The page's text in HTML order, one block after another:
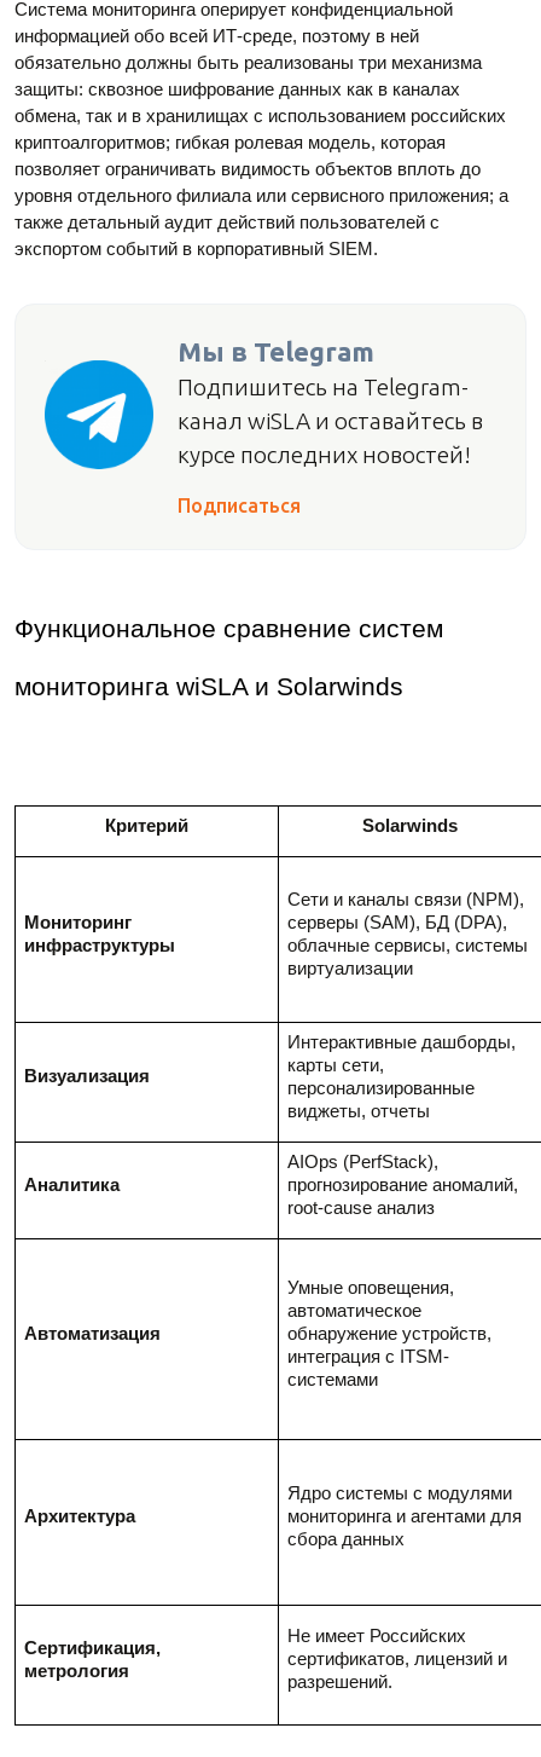
Система мониторинга оперирует конфиденциальной
информацией обо всей ИТ‑среде, поэтому в ней
обязательно должны быть реализованы три механизма
защиты: сквозное шифрование данных как в каналах
обмена, так и в хранилищах с использованием российских
криптоалгоритмов; гибкая ролевая модель, которая
позволяет ограничивать видимость объектов вплоть до
уровня отдельного филиала или сервисного приложения; а
также детальный аудит действий пользователей с
экспортом событий в корпоративный SIEM.
Мы в Telegram
Подпишитесь на Telegram-
канал wiSLA и оставайтесь в
курсе последних новостей!
Подписаться
Функциональное сравнение систем
мониторинга wiSLA и Solarwinds
Критерий Solarwinds
Мониторинг
инфраструктуры
Сети и каналы связи (NPM),
серверы (SAM), БД (DPA),
облачные сервисы, системы
виртуализации
Визуализация
Интерактивные дашборды,
карты сети,
персонализированные
виджеты, отчеты
Аналитика
AIOps (PerfStack),
прогнозирование аномалий,
root-cause анализ
Автоматизация
Умные оповещения,
автоматическое
обнаружение устройств,
интеграция с ITSM-
системами
Архитектура
Ядро системы с модулями
мониторинга и агентами для
сбора данных
Сертификация,
метрология
Не имеет Российских
сертификатов, лицензий и
разрешений.